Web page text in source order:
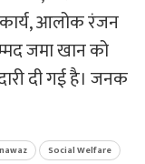
कार्य, आलोक रंजन
जमा खान को
दी गई है। जनक
Social Welfare